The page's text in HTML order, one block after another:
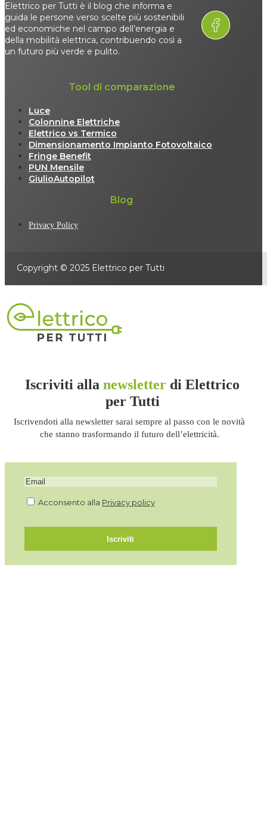
Elettrico per Tutti è il blog che informa e
guida le persone verso scelte più sostenibili
ed economiche nel campo dell’energia e
della mobilità elettrica, contribuendo così a
un futuro più verde e pulito.
Tool di comparazione
Luce
Colonnine Elettriche
Elettrico vs Termico
Dimensionamento Impianto Fotovoltaico
Fringe Benefit
PUN Mensile
GiulioAutopilot
Blog
Privacy Policy
Copyright © 2025 Elettrico per Tutti
Iscriviti allanewsletter di Elettrico
per Tutti
Iscrivendoti alla newsletter sarai sempre al passo con le novità
che stanno trasformando il futuro dell’elettricità.
Acconsento alla Privacy policy
Iscriviti